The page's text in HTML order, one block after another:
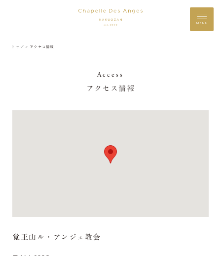
MENU
トップ ＞ アクセス情報
Access
アクセス情報
覚王山ル・アンジェ教会